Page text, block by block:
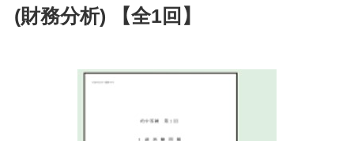
(財務分析) 【全1回】